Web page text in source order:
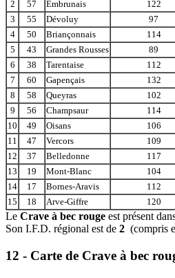
2
57 Embrunais 122
3
55 Dévoluy 97
4
50 Briançonnais 114
5
43 Grandes Rousses 89
6
38 Tarentaise 112
7
60 Gapençais 132
8
58 Queyras 102
9
56 Champsaur 114
10
49 Oisans 106
11
47 Vercors 109
12
37 Belledonne 117
13
19 Mont-Blanc 104
14
17 Bornes-Aravis 112
15
18 Arve-Giffre 120
Le Crave à bec rouge est présent
Son I.F.D. régional est de 2 (compris
12 - Carte de Crave à bec